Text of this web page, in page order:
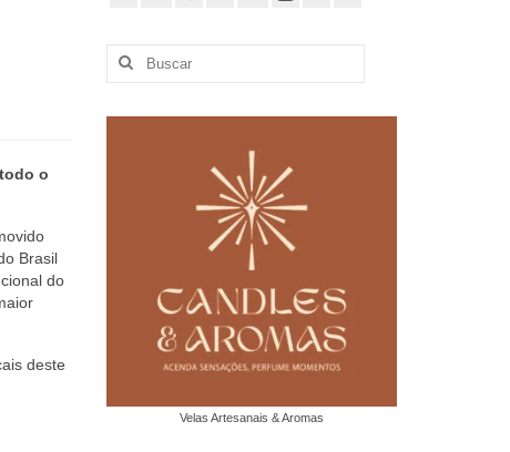
o
Brasil
do
deste
Buscar
Velas Artesanais & Aromas